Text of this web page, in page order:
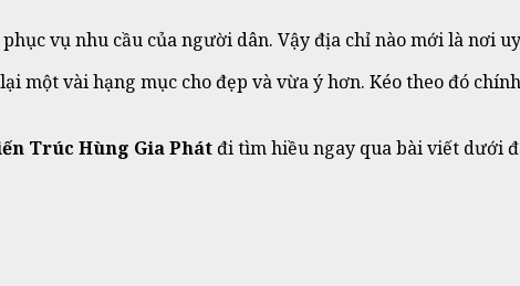
vụ nhu cầu của người dân. Vậy địa chỉ nào mới là nơi
một vài hạng mục cho đẹp và vừa ý hơn. Kéo theo đó
Trúc Hùng Gia Phátđi tìm hiều ngay qua bài viết dưới